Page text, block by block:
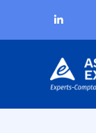
Aller
au